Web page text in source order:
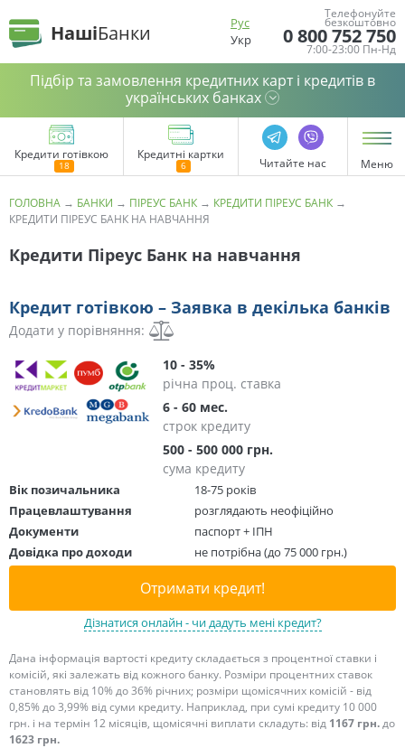
НашіБанки
Рус
Укр
Телефонуйте
безкоштовно
0 800 752 750
7:00-23:00 Пн-Нд
Підбір та замовлення кредитних карт і кредитів в
українських банках
Кредити готівкою Кредитні картки
Читайте нас Меню
ГОЛОВНА → БАНКИ → ПІРЕУС БАНК → КРЕДИТИ ПІРЕУС БАНК →
КРЕДИТИ ПІРЕУС БАНК НА НАВЧАННЯ
Кредити Піреус Банк на навчання
Кредит готівкою – Заявка в декілька банків
Додати у порівняння:
10 - 35%
річна проц. ставка
6 - 60 мес.
строк кредиту
500 - 500 000 грн.
сума кредиту
Вік позичальника
18-75 років
Працевлаштування
розглядають неофіційно
Документи
паспорт + ІПН
Довідка про доходи
не потрібна (до 75 000 грн.)
Отримати кредит!
Дізнатися онлайн - чи дадуть мені кредит?
Дана інформація вартості кредиту складається з процентної ставки і
комісій, які залежать від кожного банку. Розміри процентних ставок
становлять від 10% до 36% річних; розміри щомісячних комісій - від
0,85% до 3,99% від суми кредиту. Наприклад, при сумі кредиту 10 000
грн. і на термін 12 місяців, щомісячні виплати складуть: від 1167 грн.до
1623 грн.